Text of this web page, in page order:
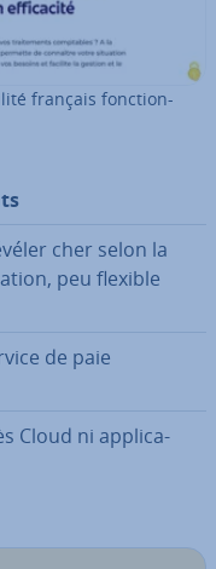
français fonc­tion­
cher selon la
peu flexible
de paie
Cloud ni ap­pli­ca­